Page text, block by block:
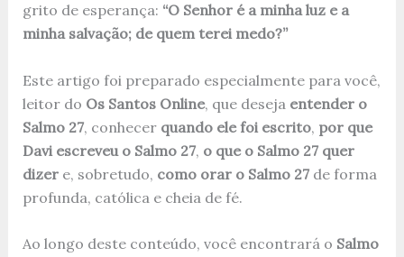
grito de esperança: “O Senhor é a minha luz e a
minha salvação; de quem terei medo?”
Este artigo foi preparado especialmente para você,
leitor do Os Santos Online, que deseja entender o
Salmo 27, conhecer quando ele foi escrito, por que
Davi escreveu o Salmo 27, o que o Salmo 27 quer
dizere, sobretudo, como orar o Salmo 27de forma
profunda, católica e cheia de fé.
Ao longo deste conteúdo, você encontrará o Salmo